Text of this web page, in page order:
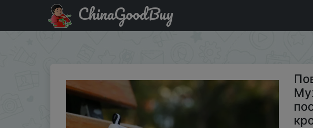
Паридбати з промокодом $1/10 Повседневные кроссовки с высоким
кроссовки; Мужс…
ChinaGoodBuy